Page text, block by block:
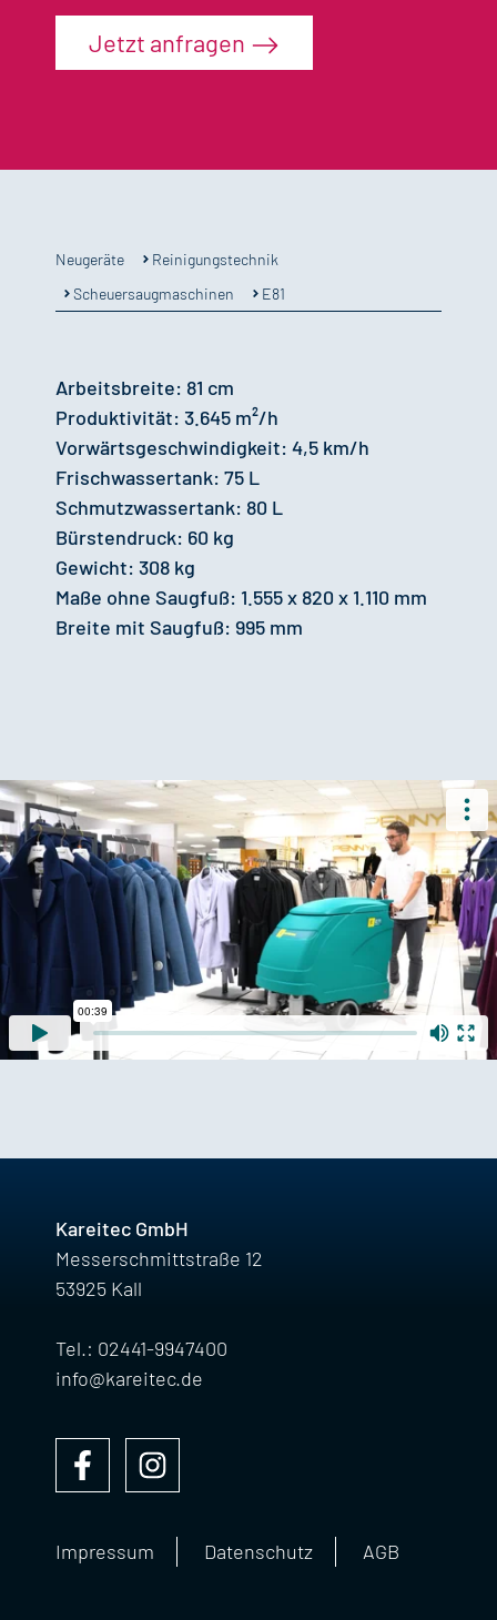
Jetzt anfragen
Neugeräte
Reinigungstechnik
Scheuersaugmaschinen
E81
Arbeitsbreite: 81 cm
Produktivität: 3.645 m²/h
Vorwärtsgeschwindigkeit: 4,5 km/h
Frischwassertank: 75 L
Schmutzwassertank: 80 L
Bürstendruck: 60 kg
Gewicht: 308 kg
Maße ohne Saugfuß: 1.555 x 820 x 1.110 mm
Breite mit Saugfuß: 995 mm
Kareitec GmbH
Messerschmittstraße 12
53925 Kall
Tel.: 02441-9947400
info@kareitec.de
Impressum Datenschutz AGB